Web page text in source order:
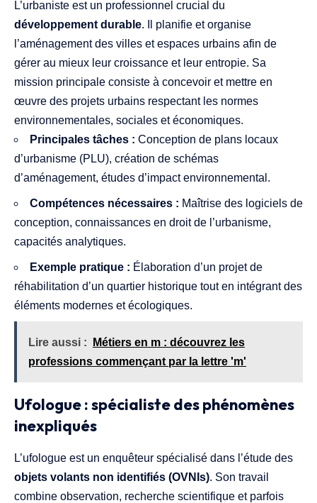
L’urbaniste est un professionnel crucial du
développement durable. Il planifie et organise
l’aménagement des villes et espaces urbains afin de
gérer au mieux leur croissance et leur entropie. Sa
mission principale consiste à concevoir et mettre en
œuvre des projets urbains respectant les normes
environnementales, sociales et économiques.
Principales tâches : Conception de plans locaux
d’urbanisme (PLU), création de schémas
d’aménagement, études d’impact environnemental.
Compétences nécessaires : Maîtrise des logiciels de
conception, connaissances en droit de l’urbanisme,
capacités analytiques.
Exemple pratique : Élaboration d’un projet de
réhabilitation d’un quartier historique tout en intégrant des
éléments modernes et écologiques.
Lire aussi :
Métiers en m : découvrez les
professions commençant par la lettre 'm'
Ufologue : spécialiste des phénomènes
inexpliqués
L’ufologue est un enquêteur spécialisé dans l’étude des
objets volants non identifiés (OVNIs). Son travail
combine observation, recherche scientifique et parfois